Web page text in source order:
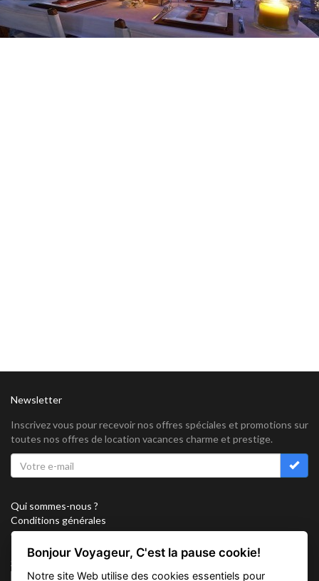
Newsletter
Inscrivez vous pour recevoir nos offres spéciales et promotions sur
toutes nos offres de location vacances charme et prestige.
Qui sommes-nous ?
Conditions générales
Confidentialité
Partenariat
Sitemap
Bonjour Voyageur, C'est la pause cookie!
Notre site Web utilise des cookies essentiels pour